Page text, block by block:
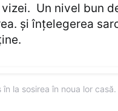
Un nivel bun
și înțelegerea
în la sosirea în noua lor casă.